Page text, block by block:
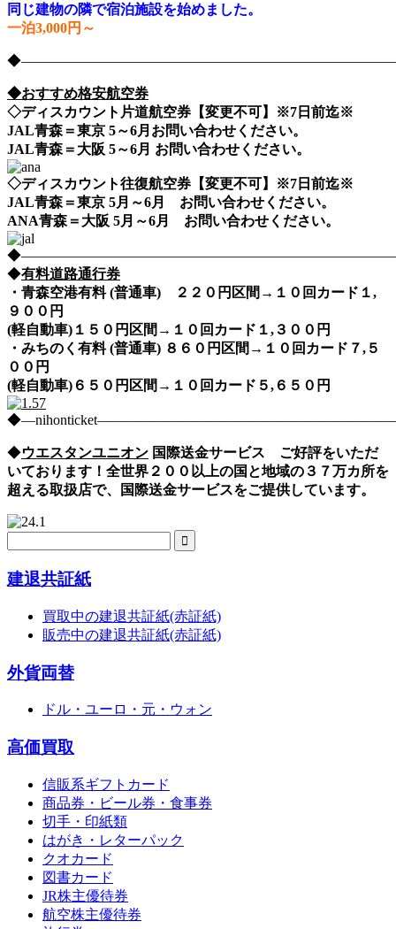
同じ建物の隣で宿泊施設を始めました。
一泊3,000円～
◆おすすめ格安航空券
◇ディスカウント片道航空券【変更不可】※7日前迄※
JAL青森＝東京 5～6月お問い合わせください。
JAL青森＝大阪 5～6月 お問い合わせください。
◇ディスカウント往復航空券【変更不可】※7日前迄※
JAL青森＝東京 5月～6月 お問い合わせください。
ANA青森＝大阪 5月～6月 お問い合わせください。
◆有料道路通行券
・青森空港有料 (普通車) ２２０円区間→１０回カード１,
９００円
(軽自動車)１５０円区間→１０回カード１,３００円
・みちのく有料 (普通車) ８６０円区間→１０回カード７,５
００円
(軽自動車)６５０円区間→１０回カード５,６５０円
◆ウエスタンユニオン 国際送金サービス ご好評をいただ
いております！全世界２００以上の国と地域の３７万カ所を
超える取扱店で、国際送金サービスをご提供しています。
建退共証紙
買取中の建退共証紙(赤証紙)
販売中の建退共証紙(赤証紙)
外貨両替
ドル・ユーロ・元・ウォン
高価買取
信販系ギフトカード
商品券・ビール券・食事券
切手・印紙類
はがき・レターパック
クオカード
図書カード
JR株主優待券
航空株主優待券